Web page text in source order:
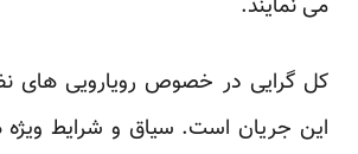
می نمایند.
کل گرایی در خصوص رویارویی های
این جریان است. سیاق و شرایط ویژه